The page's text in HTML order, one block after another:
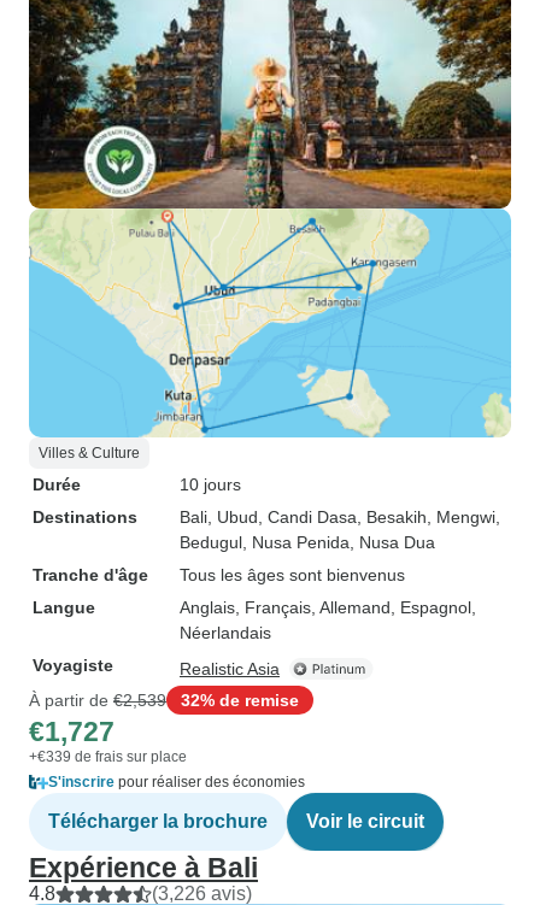
Villes & Culture
Durée
10 jours
Destinations
Bali , Ubud , Candi Dasa , Besakih , Mengwi
Bedugul , Nusa Penida , Nusa Dua
Tranche d'âge
Tous les âges sont bienvenus
Langue
Anglais, Français, Allemand, Espagnol,
Néerlandais
Voyagiste
Realistic Asia
À partir de €2,539 32% de remise
€1,727
+€339 de frais sur place
S'inscrire pour réaliser des économies
Télécharger la brochure Voir le circuit
Expérience à Bali
4.8 (3,226 avis)